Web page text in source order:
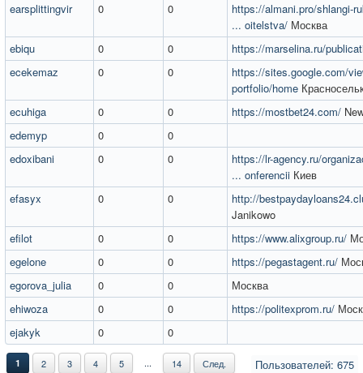
earsplittingvir
0 0
https://almani.pro/shlangi-
... oitelstva/ Москва
ebiqu
0 0
https://marselina.ru/
ecekemaz
0 0
https://sites.google.com/
portfolio/home
ecuhiga
0 0 https://mostbet24.com/
edemyp
0
0
edoxibani
0 0
https://lr-agency.ru/
... onferencii Киев
efasyx
0 0
http://
Janikowo
efilot
0 0 https://www.alixgroup.ru/
egelone
0 0 https://pegastagent.ru/
egorova_julia
0 0
Москва
ehiwoza
0 0 https://politexprom.ru/
ejakyk
0 0
Пользователей: 675
1 2 3 4 5 ... 14 След.